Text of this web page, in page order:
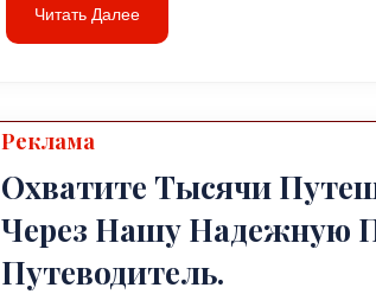
Читать Далее
Реклама
Охватите Тысячи
Через Нашу Надежную
Путеводитель.